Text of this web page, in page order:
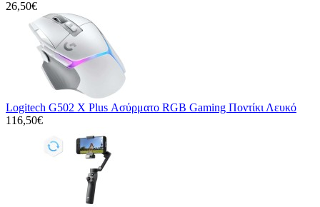
26,50€
Logitech G502 X Plus Ασύρματο RGB Gaming Ποντίκι Λευκό
116,50€